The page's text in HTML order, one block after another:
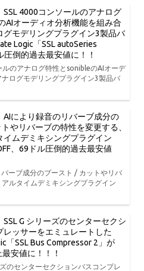
SSL 4000コンソールのアナログ
AIオーディオ分析機能を組み合
グモデリングプラグイン3製品バ
Logic「SSL autoSeries
倒的過去最安値に！！
ルのアナログ特性とsonibleのAIオーデ
ログモデリングプラグイン3製品バ
AIにより録音のリバーブ成分の
やリバーブの特性を変更する、
イムデミキシングプラグイン
、69ドル圧倒的過去最安値
バーブ成分のブースト / カットやリバ
ルタイムデミキシングプラグイン
SSL G シリーズのセンターセクシ
レッサーをエミュレートした
「SSL Bus Compressor 2」が
安値に！！！
のセンターセクションバスコンプレ